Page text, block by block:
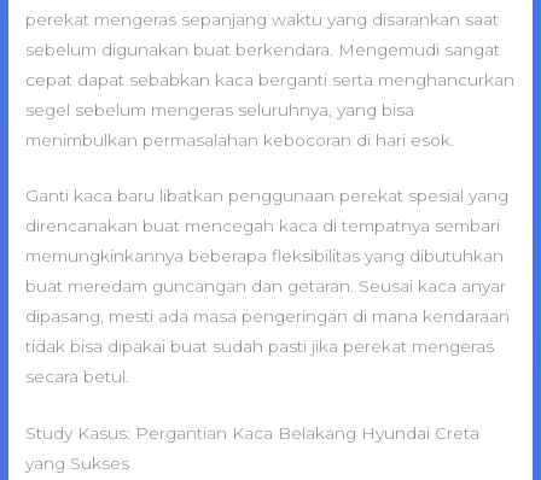
perekat mengeras sepanjang waktu yang disarankan saat
sebelum digunakan buat berkendara. Mengemudi sangat
cepat dapat sebabkan kaca berganti serta menghancurkan
segel sebelum mengeras seluruhnya, yang bisa
menimbulkan permasalahan kebocoran di hari esok.
Ganti kaca baru libatkan penggunaan perekat spesial yang
direncanakan buat mencegah kaca di tempatnya sembari
memungkinkannya beberapa fleksibilitas yang dibutuhkan
buat meredam guncangan dan getaran. Seusai kaca anyar
dipasang, mesti ada masa pengeringan di mana kendaraan
tidak bisa dipakai buat sudah pasti jika perekat mengeras
secara betul.
Study Kasus: Pergantian Kaca Belakang Hyundai Creta
yang Sukses